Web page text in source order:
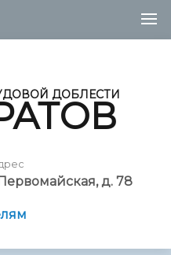
ДОБЛЕСТИ
Первомайская, д. 78